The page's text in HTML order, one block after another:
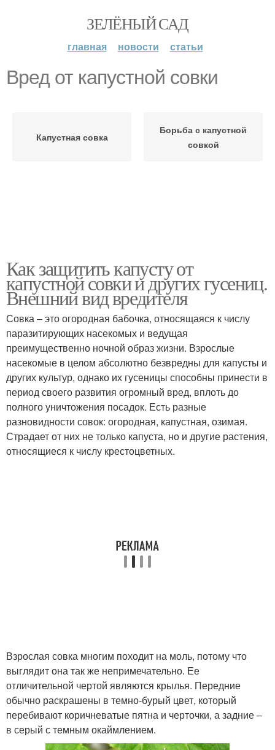
ЗЕЛЁНЫЙ САД
главная новости статьи
Вред от капустной совки
Капустная совка
Борьба с капустной
совкой
Как защитить капусту от
капустной совки и других гусениц.
Внешний вид вредителя
Совка – это огородная бабочка, относящаяся к числу
паразитирующих насекомых и ведущая
преимущественно ночной образ жизни. Взрослые
насекомые в целом абсолютно безвредны для капусты и
других культур, однако их гусеницы способны принести в
период своего развития огромный вред, вплоть до
полного уничтожения посадок. Есть разные
разновидности совок: огородная, капустная, озимая.
Страдает от них не только капуста, но и другие растения,
относящиеся к числу крестоцветных.
Взрослая совка многим походит на моль, потому что
выглядит она так же непримечательно. Ее
отличительной чертой являются крылья. Передние
обычно раскрашены в темно-бурый цвет, который
перебивают коричневатые пятна и черточки, а задние –
в серый с темным окаймлением.